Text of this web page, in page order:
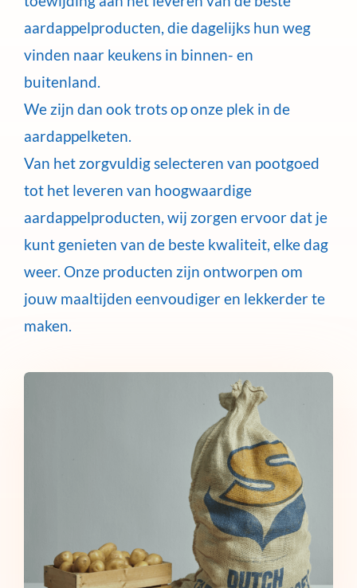
aardappelproducten, die dagelijks hun weg
vinden naar keukens in binnen- en
buitenland.
We zijn dan ook trots op onze plek in de
aardappelketen.
Van het zorgvuldig selecteren van pootgoed
tot het leveren van hoogwaardige
aardappelproducten, wij zorgen ervoor dat je
kunt genieten van de beste kwaliteit, elke dag
weer. Onze producten zijn ontworpen om
jouw maaltijden eenvoudiger en lekkerder te
maken.